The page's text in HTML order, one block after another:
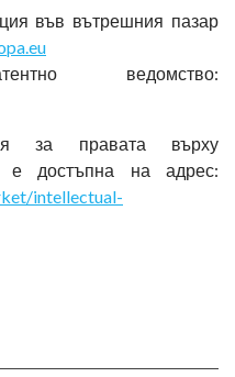
във вътрешния пазар
ведомство:
за правата върху
е достъпна на адрес:
/intellectual-